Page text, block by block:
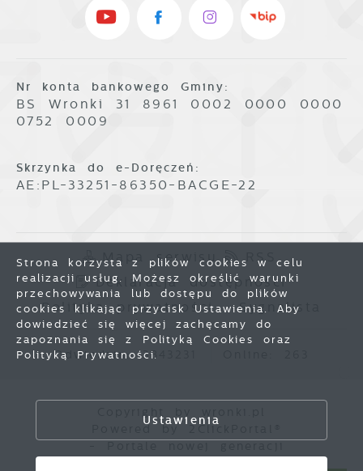
Nr konta bankowego Gminy:
BS Wronki 31 8961 0002 0000 0000
0752 0009
Skrzynka do e-Doręczeń:
AE:PL-33251-86350-BACGE-22
Mapa serwisu
RSS
Deklaracja dostępności
Polityka prywatności
Sygnalista
Odwiedzin: 3843231
Strona korzysta z plików cookies w celu
realizacji usług. Możesz określić warunki
przechowywania lub dostępu do plików
cookies klikając przycisk Ustawienia. Aby
dowiedzieć się więcej zachęcamy do
zapoznania się z Polityką Cookies oraz
Polityką Prywatności.
Ustawienia
Zezwól na wszystkie